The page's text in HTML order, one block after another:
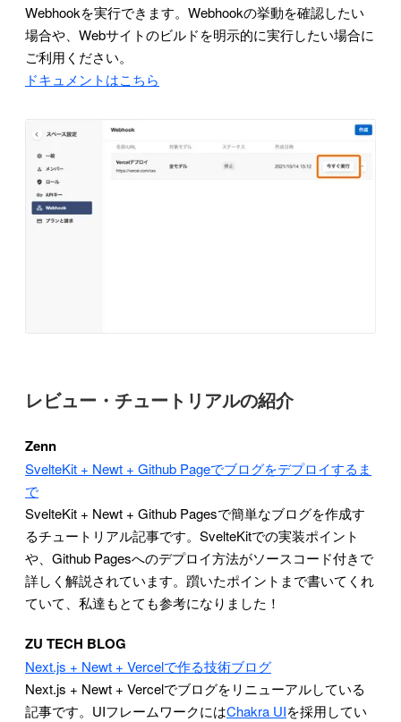
Webhookを実行できます。Webhookの挙動を確認したい
場合や、Webサイトのビルドを明示的に実行したい場合に
ご利用ください。
ドキュメントはこちら
レビュー・チュートリアルの紹介
Zenn
SvelteKit + Newt + Github Pageでブログをデプロイするま
で
SvelteKit + Newt + Github Pagesで簡単なブログを作成す
るチュートリアル記事です。SvelteKitでの実装ポイント
や、Github Pagesへのデプロイ方法がソースコード付きで
詳しく解説されています。躓いたポイントまで書いてくれ
ていて、私達もとても参考になりました！
ZU TECH BLOG
Next.js + Newt + Vercelで作る技術ブログ
Next.js + Newt + Vercelでブログをリニューアルしている
記事です。UIフレームワークにはChakra UIを採用してい